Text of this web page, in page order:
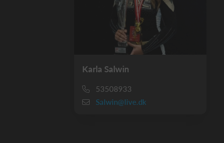
Karla Salwin
53508933
Salwin@live.dk